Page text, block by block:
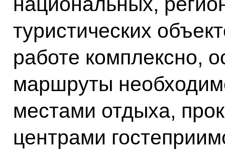
туристических
работе комплексно,
маршруты
местами отдыха,
центрами